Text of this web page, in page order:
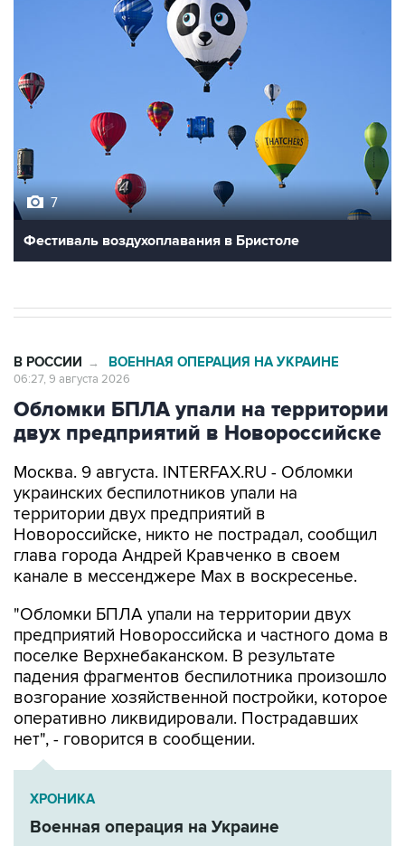
7
Фестиваль воздухоплавания в Бристоле
В РОССИИ → ВОЕННАЯ ОПЕРАЦИЯ НА УКРАИНЕ
06:27, 9 августа 2026
Обломки БПЛА упали на территории
двух предприятий в Новороссийске
Москва. 9 августа. INTERFAX.RU - Обломки
украинских беспилотников упали на
территории двух предприятий в
Новороссийске, никто не пострадал, сообщил
глава города Андрей Кравченко в своем
канале в мессенджере Max в воскресенье.
"Обломки БПЛА упали на территории двух
предприятий Новороссийска и частного дома в
поселке Верхнебаканском. В результате
падения фрагментов беспилотника произошло
возгорание хозяйственной постройки, которое
оперативно ликвидировали. Пострадавших
нет", - говорится в сообщении.
ХРОНИКА
Военная операция на Украине